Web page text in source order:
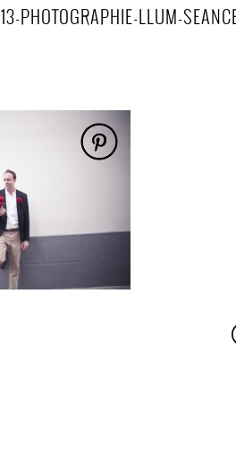
13-PHOTOGRAPHIE-LLUM-